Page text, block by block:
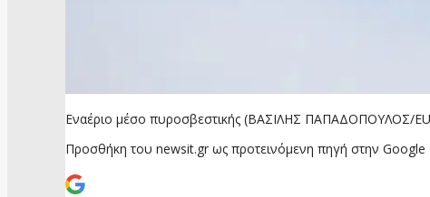
Εναέριο μέσο πυροσβεστικής (ΒΑΣΙΛΗΣ ΠΑΠΑΔΟΠΟΥΛΟΣ/
Προσθήκη του newsit.gr ως προτεινόμενη πηγή στην Google